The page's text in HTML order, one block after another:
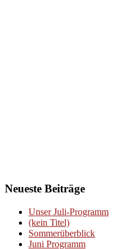
Neueste Beiträge
Unser Juli-Programm
(kein Titel)
Sommerüberblick
Juni Programm